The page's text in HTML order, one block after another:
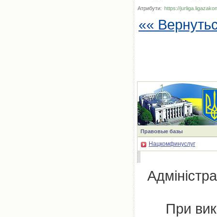
Атрибути: https://
««
Правовые базы
Нацкомфинуслуг
При